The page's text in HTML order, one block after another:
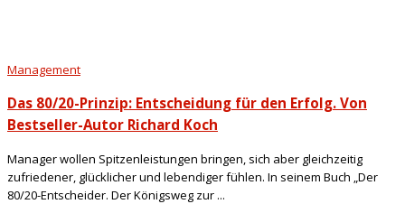
Management
Das 80/20-Prinzip: Entscheidung für den Erfolg. Von
Bestseller-Autor Richard Koch
Manager wollen Spitzenleistungen bringen, sich aber gleichzeitig
zufriedener, glücklicher und lebendiger fühlen. In seinem Buch „Der
80/20-Entscheider. Der Königsweg zur ...